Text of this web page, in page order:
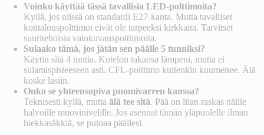
Voinko käyttää tässä tavallisia LED-polttimoita?
Kyllä, jos niissä on standardi E27-kanta. Mutta tavalliset
kotitalouspolttimot eivät ole tarpeeksi kirkkaita. Tarvitset
suuritehoisia valokuvauspolttimoita.
Sulaako tämä, jos jätän sen päälle 5 tunniksi?
Käytin sitä 4 tuntia. Kotelon takaosa lämpeni, mutta ei
sulamispisteeseen asti. CFL-polttimo kuitenkin kuumenee. Älä
koske lasiin.
Onko se yhteensopiva puomivarren kanssa?
Teknisesti kyllä, mutta älä tee sitä. Pää on liian raskas näille
halvoille muovinivelille. Jos asennat tämän yläpuolelle ilman
hiekkasäkkiä, se putoaa päällesi.